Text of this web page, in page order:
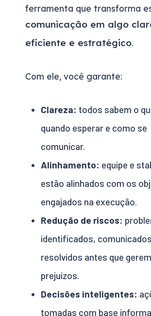
ferramenta que transforma
comunicação em algo
eficiente e estratégico.
Com ele, você garante:
Clareza: todos sabem o
quando esperar e como se
comunicar.
Alinhamento: equipe e
estão alinhados com os
engajados na execução.
Redução de riscos:
identificados,
resolvidos antes que
prejuízos.
Decisões inteligentes:
tomadas com base